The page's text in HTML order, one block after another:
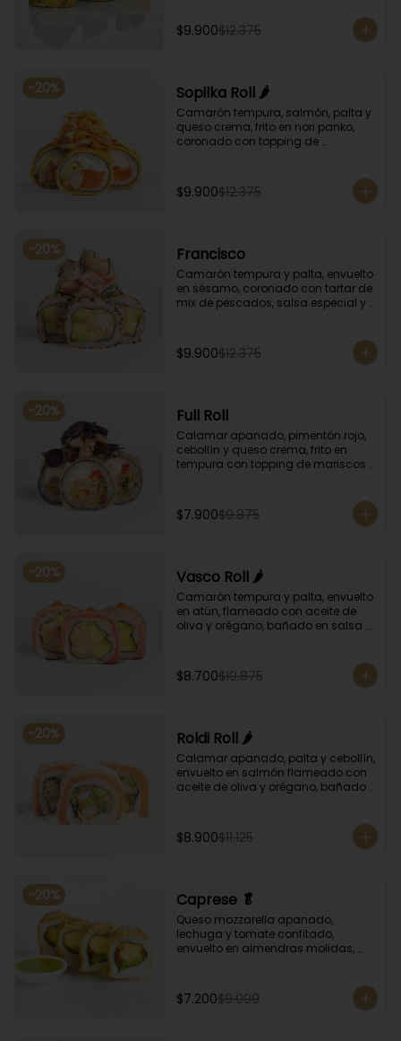
$9.900$12.375
-20% Sopilka Roll 🌶️
Camarón tempura, salmón, palta y
queso crema, frito en nori panko,
coronado con topping de
$9.900$12.375
-20% Francisco
Camarón tempura y palta, envuelto
en sésamo, coronado con tartar de
mix de pescados, salsa especial y
$9.900$12.375
-20% Full Roll
Calamar apanado, pimentón rojo,
cebollín y queso crema, frito en
tempura con topping de mariscos
$7.900$9.875
-20% Vasco Roll 🌶️
Camarón tempura y palta, envuelto
en atún, flameado con aceite de
oliva y orégano, bañado en salsa
$8.700$10.875
-20% Roldi Roll 🌶️
Calamar apanado, palta y cebollín,
envuelto en salmón flameado con
aceite de oliva y orégano, bañado
$8.900$11.125
-20% Caprese 🥬
Queso mozzarella apanado,
lechuga y tomate confitado,
envuelto en almendras molidas,
$7.200$9.000